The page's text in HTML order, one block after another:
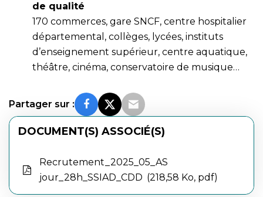
de qualité
170 commerces, gare SNCF, centre hospitalier
départemental, collèges, lycées, instituts
d’enseignement supérieur, centre aquatique,
théâtre, cinéma, conservatoire de musique…
Partager sur :
DOCUMENT(S) ASSOCIÉ(S)
Recrutement_2025_05_AS
jour_28h_SSIAD_CDD
218,58 Ko, pdf